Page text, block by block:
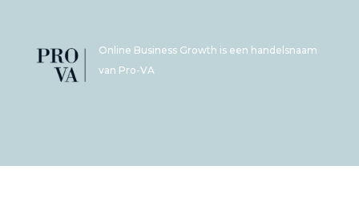
Online Business Growth is een handelsnaam
van Pro-VA